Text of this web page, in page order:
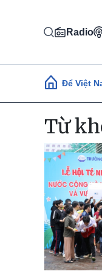
Radio
Main Để Việt
Từ